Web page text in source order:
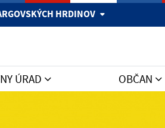
HRDINOV
ÚRAD OBČAN